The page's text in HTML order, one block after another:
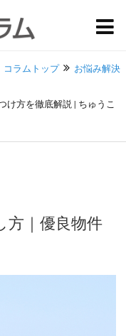
コラムトップ お悩み解決
け方を徹底解説 | ちゅうこ
方｜優良物件